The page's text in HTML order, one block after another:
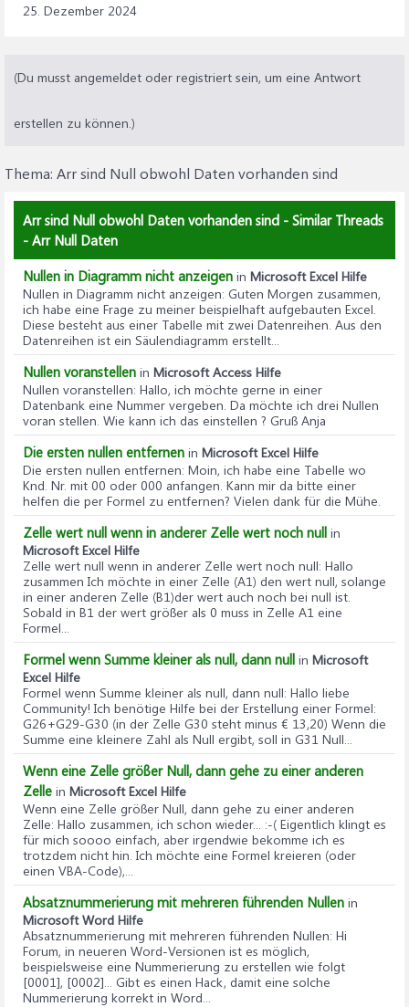
25. Dezember 2024
(Du musst angemeldet oder registriert sein, um eine Antwort
erstellen zu können.)
Thema: Arr sind Null obwohl Daten vorhanden sind
Arr sind Null obwohl Daten vorhanden sind - Similar Threads
- Arr Null Daten
Nullen in Diagramm nicht anzeigen in Microsoft Excel Hilfe
Nullen in Diagramm nicht anzeigen: Guten Morgen zusammen,
ich habe eine Frage zu meiner beispielhaft aufgebauten Excel.
Diese besteht aus einer Tabelle mit zwei Datenreihen. Aus den
Datenreihen ist ein Säulendiagramm erstellt...
Nullen voranstellen in Microsoft Access Hilfe
Nullen voranstellen: Hallo, ich möchte gerne in einer
Datenbank eine Nummer vergeben. Da möchte ich drei Nullen
voran stellen. Wie kann ich das einstellen ? Gruß Anja
Die ersten nullen entfernen in Microsoft Excel Hilfe
Die ersten nullen entfernen: Moin, ich habe eine Tabelle wo
Knd. Nr. mit 00 oder 000 anfangen. Kann mir da bitte einer
helfen die per Formel zu entfernen? Vielen dank für die Mühe.
Zelle wert null wenn in anderer Zelle wert noch null in
Microsoft Excel Hilfe
Zelle wert null wenn in anderer Zelle wert noch null: Hallo
zusammen Ich möchte in einer Zelle (A1) den wert null, solange
in einer anderen Zelle (B1)der wert auch noch bei null ist.
Sobald in B1 der wert größer als 0 muss in Zelle A1 eine
Formel...
Formel wenn Summe kleiner als null, dann null in Microsoft
Excel Hilfe
Formel wenn Summe kleiner als null, dann null: Hallo liebe
Community! Ich benötige Hilfe bei der Erstellung einer Formel:
G26+G29-G30 (in der Zelle G30 steht minus € 13,20) Wenn die
Summe eine kleinere Zahl als Null ergibt, soll in G31 Null...
Wenn eine Zelle größer Null, dann gehe zu einer anderen
Zelle in Microsoft Excel Hilfe
Wenn eine Zelle größer Null, dann gehe zu einer anderen
Zelle: Hallo zusammen, ich schon wieder... :-( Eigentlich klingt es
für mich soooo einfach, aber irgendwie bekomme ich es
trotzdem nicht hin. Ich möchte eine Formel kreieren (oder
einen VBA-Code),...
Absatznummerierung mit mehreren führenden Nullen in
Microsoft Word Hilfe
Absatznummerierung mit mehreren führenden Nullen: Hi
Forum, in neueren Word-Versionen ist es möglich,
beispielsweise eine Nummerierung zu erstellen wie folgt
[0001], [0002]... Gibt es einen Hack, damit eine solche
Nummerierung korrekt in Word...